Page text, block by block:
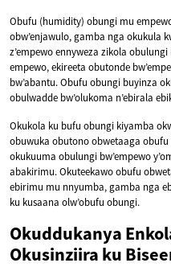
Obufu (humidity) obungi mu
obw’enjawulo, gamba nga okukula
z’empewo ennyweza zikola
empewo, ekireeta obutonde
bw’abantu. Obufu obungi buyinza
obulwadde bw’olukoma n’ebirala
Okukola ku bufu obungi kiyamba
obuwuka obutono obwetaaga
okukuuma obulungi bw’empewo
abakirimu. Okuteekawo obufu
ebirimu mu nnyumba, gamba nga
ku kusaana olw’obufu obungi.
Okuddukanya
Okusinziira ku